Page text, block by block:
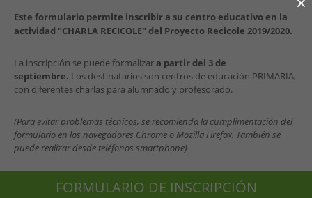
Este formulario permite inscribir a su centro educativo en la
actividad "CHARLA RECICOLE" del Proyecto Recicole 2019/2020.
La inscripción se puede formalizar a partir del 3 de
septiembre. Los destinatarios son centros de educación PRIMARIA,
con diferentes charlas para alumnado y profesorado.
(Para evitar problemas técnicos, se recomienda la cumplimentación del
formulario en los navegadores Chrome o Mozilla Firefox. También se
puede realizar desde teléfonos smartphone)
FORMULARIO DE INSCRIPCIÓN